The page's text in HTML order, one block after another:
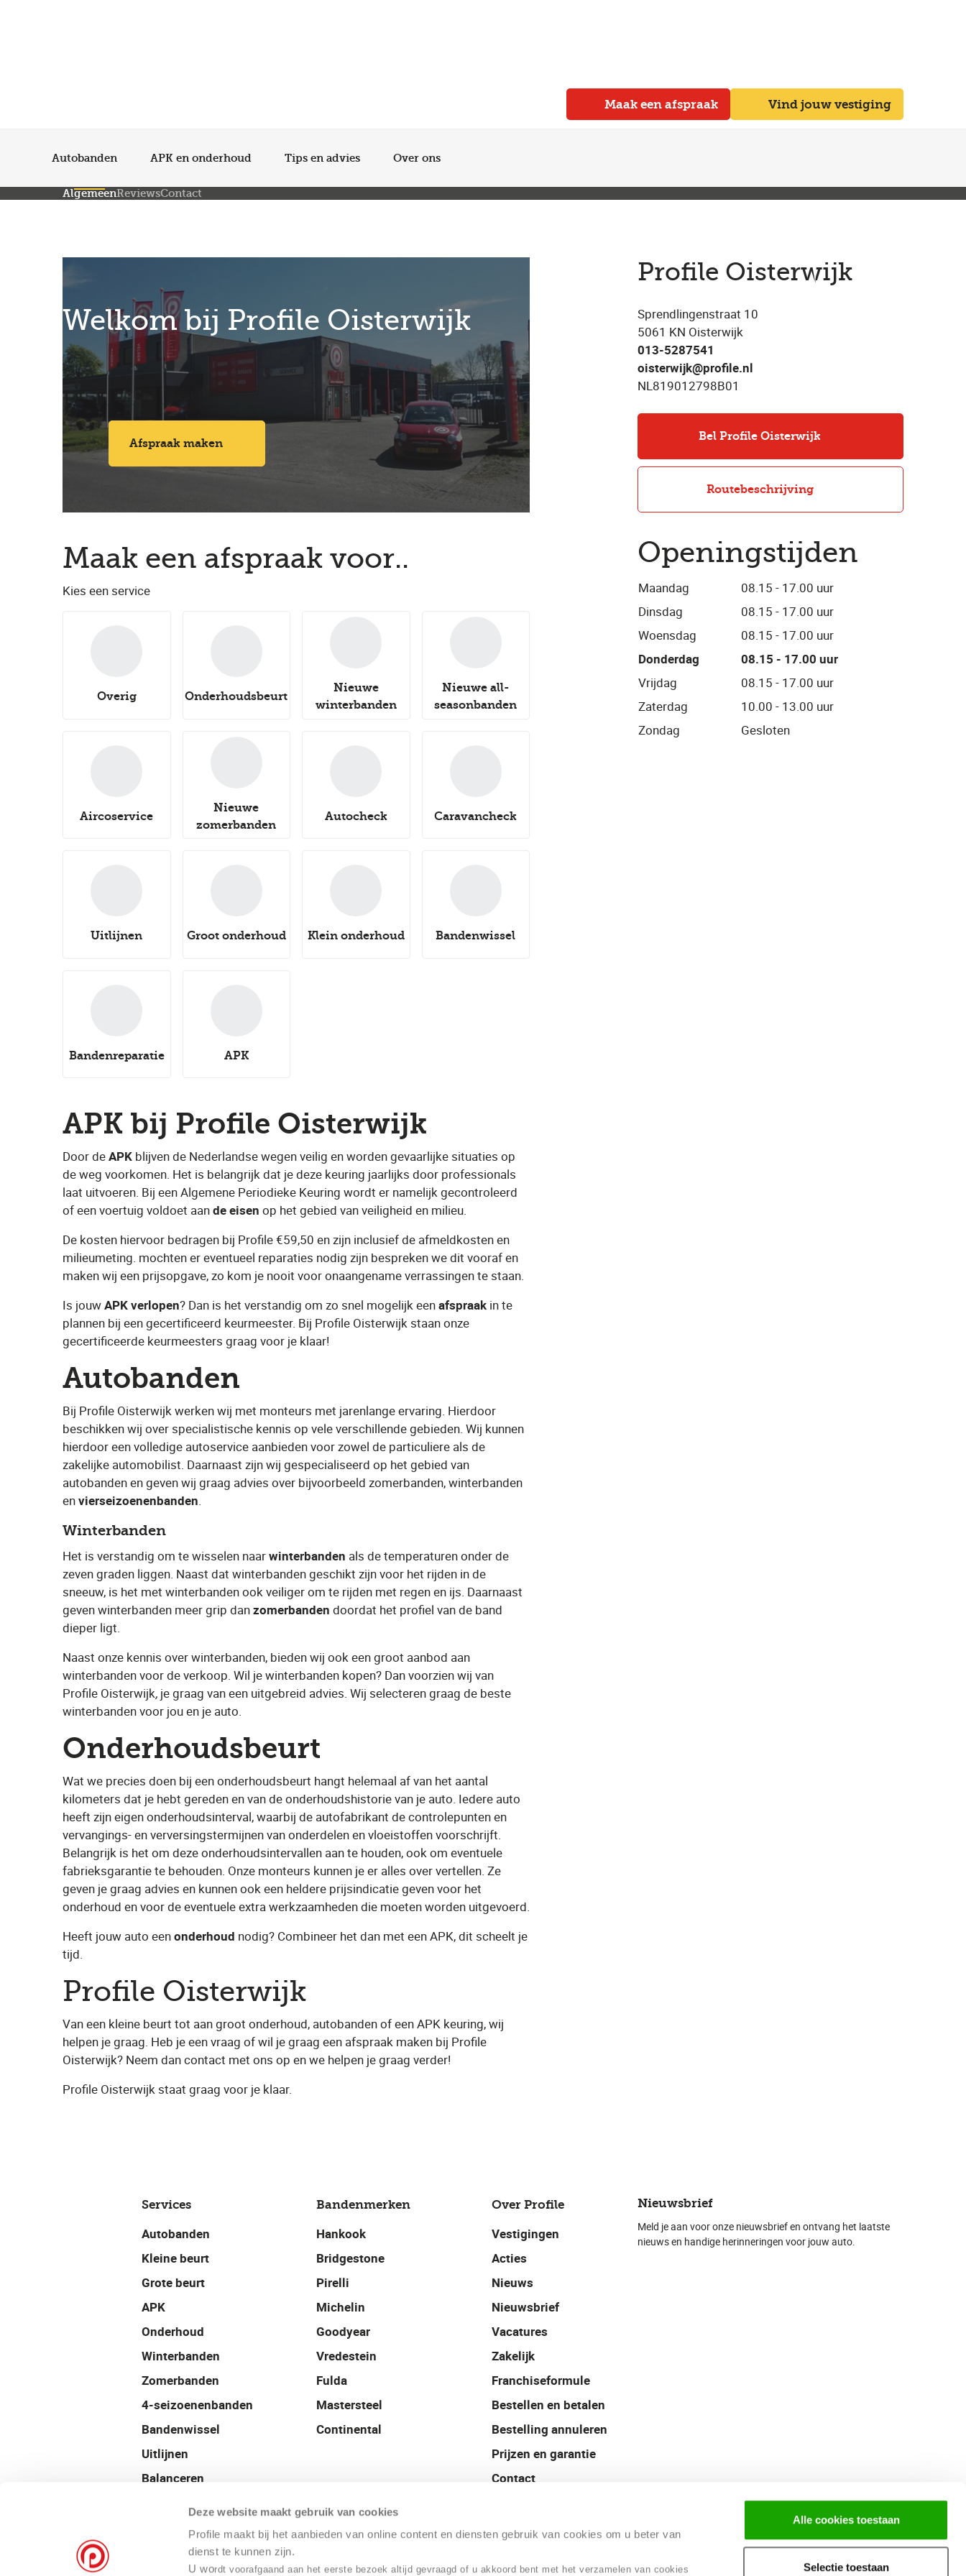
Deze website maakt gebruik van cookies
Profile maakt bij het aanbieden van online content en diensten gebruik van cookies om u beter van
dienst te kunnen zijn.
U wordt voorafgaand aan het eerste bezoek altijd gevraagd of u akkoord bent met het verzamelen van cookies
Alle cookies toestaan
Selectie toestaan
Maak een afspraak Vind jouw vestiging
Autobanden APK en onderhoud Tips en advies Over ons
AlgemeenReviewsContact
Welkom bij Profile Oisterwijk
Afspraak maken
Maak een afspraak voor..
Kies een service
Overig Onderhoudsbeurt
Nieuwe
winterbanden
Nieuwe all-
seasonbanden
Aircoservice
Nieuwe
zomerbanden
Autocheck Caravancheck
Uitlijnen Groot onderhoud Klein onderhoud Bandenwissel
Bandenreparatie APK
APK bij Profile Oisterwijk
Door de ​APK ​ blijven de Nederlandse wegen veilig en worden gevaarlijke situaties op
de weg voorkomen. Het is belangrijk dat je deze keuring jaarlijks door professionals
laat uitvoeren. Bij een Algemene Periodieke Keuring wordt er namelijk gecontroleerd
of een voertuig voldoet aan ​de eisen ​ op het gebied van veiligheid en milieu.
De kosten hiervoor bedragen bij Profile €59,50 en zijn inclusief de afmeldkosten en
milieumeting. mochten er eventueel reparaties nodig zijn bespreken we dit vooraf en
maken wij een prijsopgave, zo kom je nooit voor onaangename verrassingen te staan.
Is jouw ​APK verlopen? Dan is het verstandig om zo snel mogelijk een ​afspraak ​ in te
plannen bij een gecertificeerd keurmeester. Bij Profile Oisterwijk staan onze
gecertificeerde keurmeesters graag voor je klaar!
Autobanden
Bij Profile Oisterwijk ​werken wij met monteurs met jarenlange ervaring. Hierdoor
beschikken wij over specialistische kennis op vele verschillende gebieden. Wij kunnen
hierdoor een volledige autoservice aanbieden voor zowel de particuliere als de
zakelijke automobilist. Daarnaast zijn wij gespecialiseerd op het gebied van
autobanden en geven wij graag advies over bijvoorbeeld ​zomerbanden​, ​winterbanden​
en ​vierseizoenenbanden​.
Winterbanden
Het is verstandig om te wisselen naar ​winterbanden ​ als de temperaturen onder de
zeven graden liggen. Naast dat winterbanden geschikt zijn voor het rijden in de
sneeuw, is het met winterbanden ook veiliger om te rijden met regen en ijs. Daarnaast
geven winterbanden meer grip dan ​zomerbanden ​ doordat het profiel van de band
dieper ligt.
Naast onze kennis over winterbanden, bieden wij ook een groot aanbod aan
winterbanden voor de verkoop. Wil je ​winterbanden kopen​? Dan voorzien wij van
Profile Oisterwijk, ​ je graag van een uitgebreid advies. Wij selecteren graag de ​beste
winterbanden​ voor jou en je auto.
Onderhoudsbeurt
Wat we precies doen bij een onderhoudsbeurt hangt helemaal af van het aantal
kilometers dat je hebt gereden en van de onderhoudshistorie van je auto. Iedere auto
heeft zijn eigen onderhoudsinterval, waarbij de autofabrikant de controlepunten en
vervangings- en verversingstermijnen van onderdelen en vloeistoffen voorschrijft.
Belangrijk is het om deze onderhoudsintervallen aan te houden, ook om eventuele
fabrieksgarantie te behouden. Onze monteurs kunnen je er alles over vertellen. Ze
geven je graag advies en kunnen ook een heldere prijsindicatie geven voor het
onderhoud en voor de eventuele extra werkzaamheden die moeten worden uitgevoerd.
Heeft jouw auto eenonderhoud nodig? Combineer het dan met een APK, dit scheelt je
tijd.
Profile Oisterwijk
Van een kleine beurt tot aan groot onderhoud, autobanden of een APK keuring, wij
helpen je graag. Heb je een vraag of wil je graag een ​afspraak​ maken bij Profile
Oisterwijk​? Neem dan contact met ons op en we helpen je graag verder!
Profile Oisterwijk ​staat graag voor je klaar.
Profile Oisterwijk
Sprendlingenstraat 10
5061 KN Oisterwijk
013-5287541
oisterwijk@profile.nl
NL819012798B01
Bel Profile Oisterwijk
Routebeschrijving
Openingstijden
Maandag
08.15 - 17.00 uur
Dinsdag
08.15 - 17.00 uur
Woensdag
08.15 - 17.00 uur
Donderdag
08.15 - 17.00 uur
Vrijdag
08.15 - 17.00 uur
Zaterdag
10.00 - 13.00 uur
Zondag
Gesloten
Services
Autobanden
Kleine beurt
Grote beurt
APK
Onderhoud
Winterbanden
Zomerbanden
4-seizoenenbanden
Bandenwissel
Uitlijnen
Balanceren
Airco onderhoud
Autocheck
Bandenmerken
Hankook
Bridgestone
Pirelli
Michelin
Goodyear
Vredestein
Fulda
Mastersteel
Continental
Over Profile
Vestigingen
Acties
Nieuws
Nieuwsbrief
Vacatures
Zakelijk
Franchiseformule
Bestellen en betalen
Bestelling annuleren
Prijzen en garantie
Contact
Nieuwsbrief
Meld je aan voor onze nieuwsbrief en ontvang het laatste
nieuws en handige herinneringen voor jouw auto.